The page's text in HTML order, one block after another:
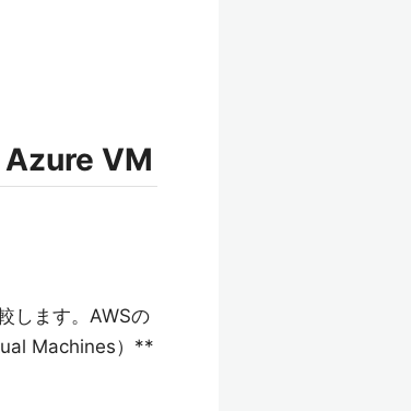
Azure VM
します。AWSの
Machines）**